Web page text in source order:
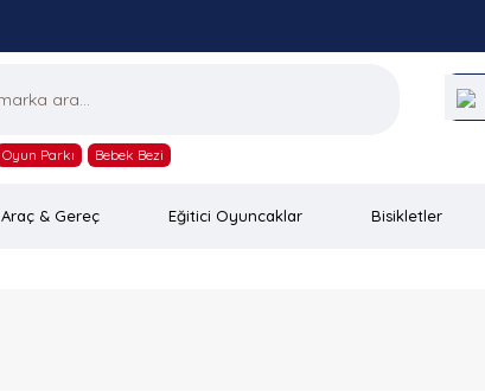
Oyun Parkı Bebek Bezi
Araç & Gereç Eğitici Oyuncaklar Bisikletler